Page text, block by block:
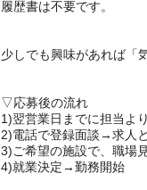
履歴書は不要です。
少しでも興味があれば「
▽応募後の流れ
1)翌営業日までに担当よ
2)電話で登録面談→求人
3)ご希望の施設で、職場
4)就業決定→勤務開始